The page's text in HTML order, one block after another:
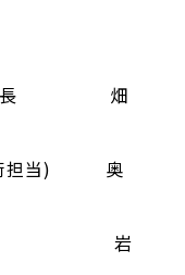
長 畑
当) 奥
岩